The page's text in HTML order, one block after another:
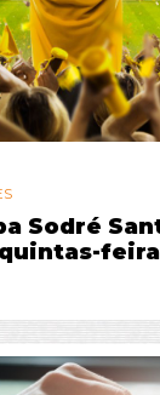
Sodré